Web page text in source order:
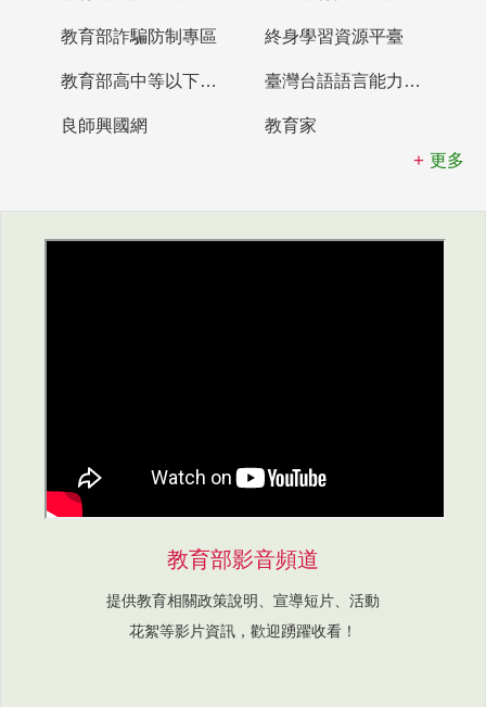
教育部詐騙防制專區 終身學習資源平臺
教育部高中等以下學校及幼兒園教師資格檢定考試 臺灣台語語言能力認證網站
良師興國網
教育家
更多
教育部影音頻道
提供教育相關政策說明、宣導短片、活動
花絮等影片資訊，歡迎踴躍收看！